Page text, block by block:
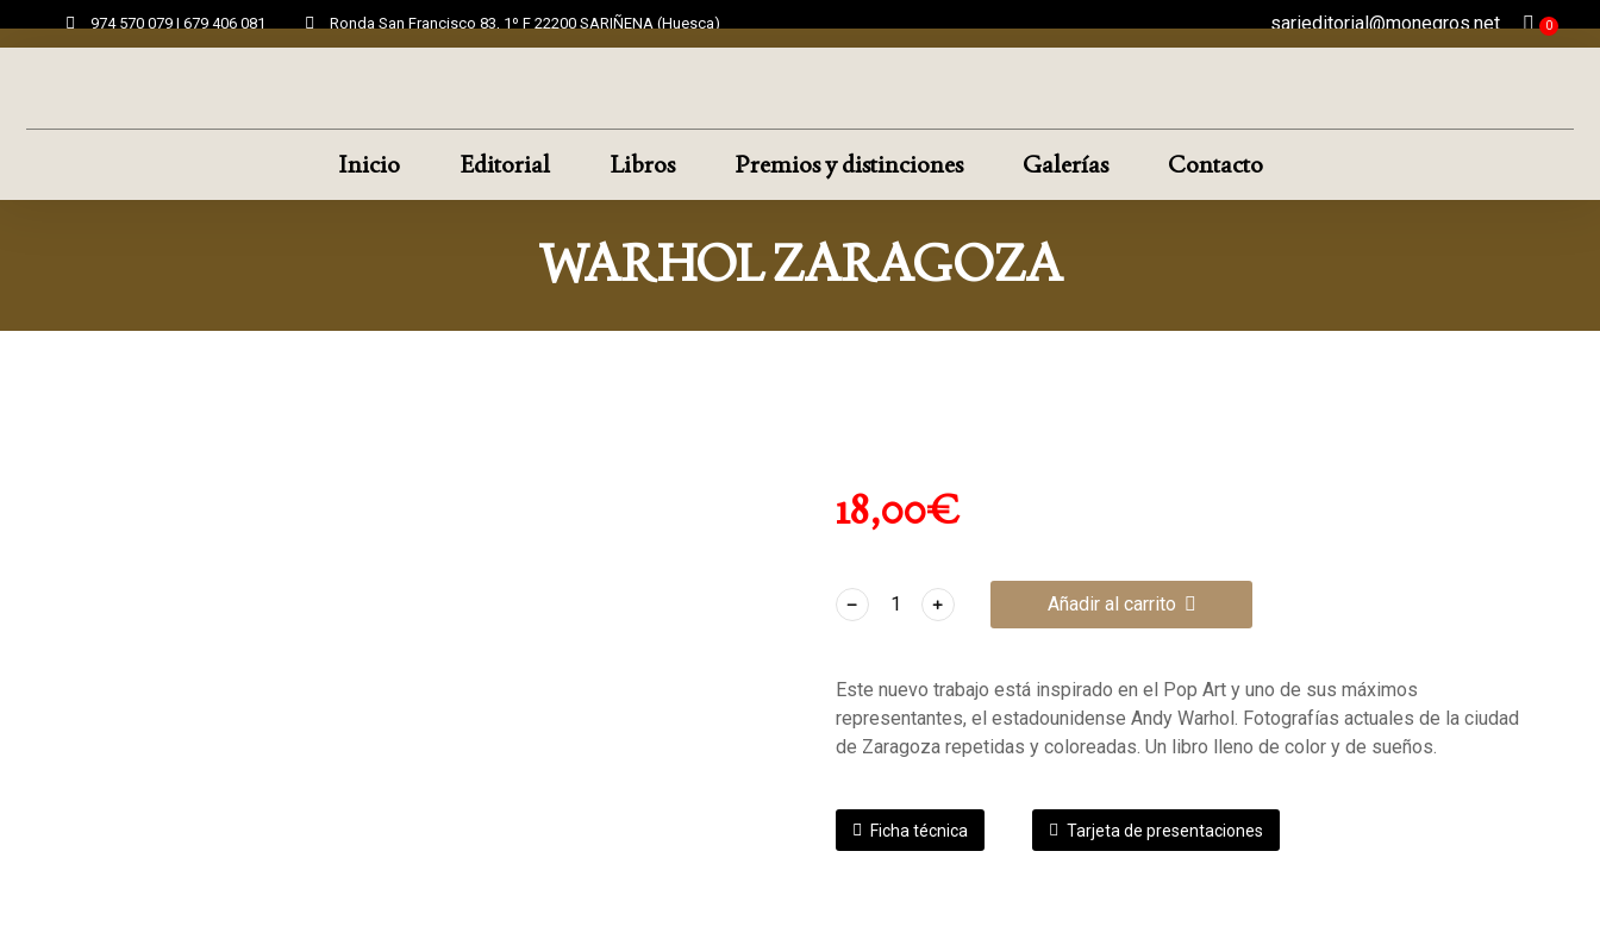
974 570 079 | 679 406 081 Ronda San Francisco 83, 1º F 22200 SARIÑENA (Huesca) sarieditorial@monegros.net
Inicio Editorial Libros Premios y distinciones Galerías Contacto
WARHOL ZARAGOZA
18,00€
﹣ ﹢ Añadir al carrito
Este nuevo trabajo está inspirado en el Pop Art y uno de sus máximos
representantes, el estadounidense Andy Warhol. Fotografías actuales de la ciudad
de Zaragoza repetidas y coloreadas. Un libro lleno de color y de sueños.
Ficha técnica Tarjeta de presentaciones